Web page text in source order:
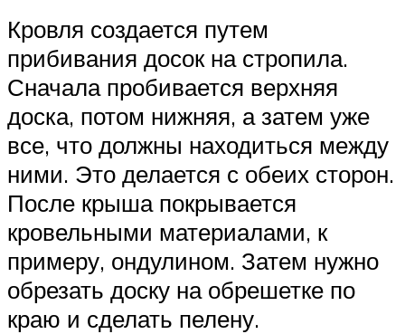
Кровля создается путем
прибивания досок на стропила.
Сначала пробивается верхняя
доска, потом нижняя, а затем уже
все, что должны находиться между
ними. Это делается с обеих сторон.
После крыша покрывается
кровельными материалами, к
примеру, ондулином. Затем нужно
обрезать доску на обрешетке по
краю и сделать пелену.